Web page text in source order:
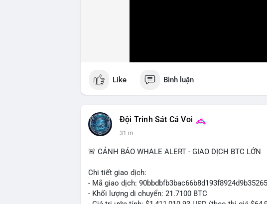
Like Bình luận
Đội Trinh Sát Cá Voi
31 m
🚨 CẢNH BÁO WHALE ALERT - GIAO DỊCH BTC LỚN
Chi tiết giao dịch:
- Mã giao dịch:
- Khối lượng di chuyển: 21.7100 BTC